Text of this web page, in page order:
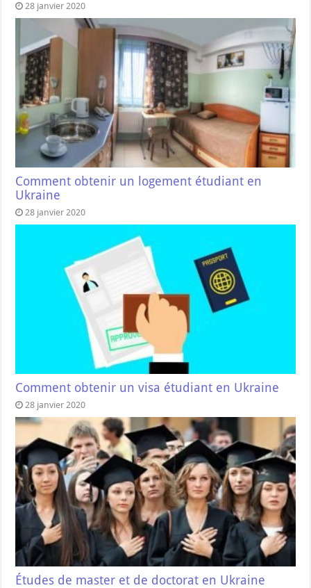
28 janvier 2020
Comment obtenir un logement étudiant en
Ukraine
28 janvier 2020
Comment obtenir un visa étudiant en Ukraine
28 janvier 2020
Études de master et de doctorat en Ukraine